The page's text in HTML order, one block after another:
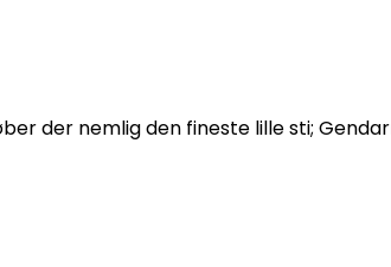
der nemlig den fineste lille sti;